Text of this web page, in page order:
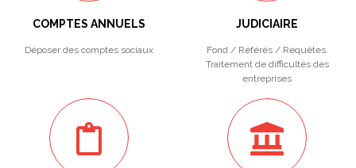
COMPTES ANNUELS
Déposer des comptes sociaux
JUDICIAIRE
Fond / Référés / Requêtes.
Traitement de difficultés des
entreprises